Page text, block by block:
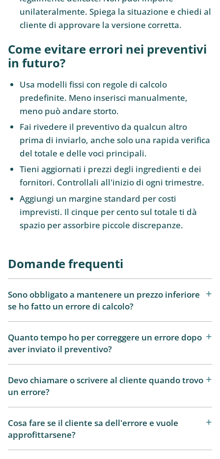
unilateralmente. Spiega la situazione e chiedi al
cliente di approvare la versione corretta.
Come evitare errori nei preventivi
in futuro?
Usa modelli fissi con regole di calcolo
predefinite. Meno inserisci manualmente,
meno può andare storto.
Fai rivedere il preventivo da qualcun altro
prima di inviarlo, anche solo una rapida verifica
del totale e delle voci principali.
Tieni aggiornati i prezzi degli ingredienti e dei
fornitori. Controllali all'inizio di ogni trimestre.
Aggiungi un margine standard per costi
imprevisti. Il cinque per cento sul totale ti dà
spazio per assorbire piccole discrepanze.
Domande frequenti
Sono obbligato a mantenere un prezzo inferiore
se ho fatto un errore di calcolo?
Quanto tempo ho per correggere un errore dopo
aver inviato il preventivo?
Devo chiamare o scrivere al cliente quando trovo
un errore?
Cosa fare se il cliente sa dell'errore e vuole
approfittarsene?